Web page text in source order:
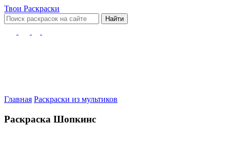
Твои Раскраски
Найти
Главная Раскраски из мультиков
Раскраска Шопкинс